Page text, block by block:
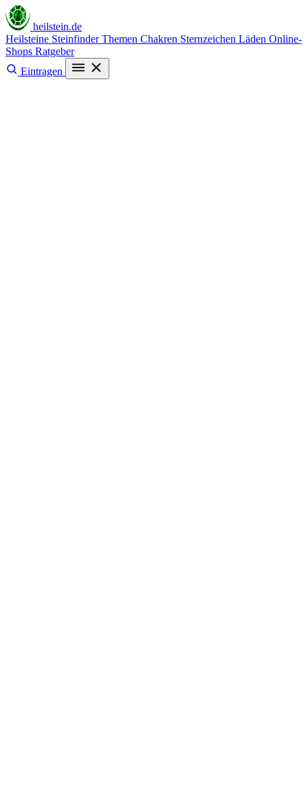
heilstein.de
Heilsteine SteinfinderThemen Chakren Sternzeichen Läden Online-
Shops Ratgeber
Eintragen